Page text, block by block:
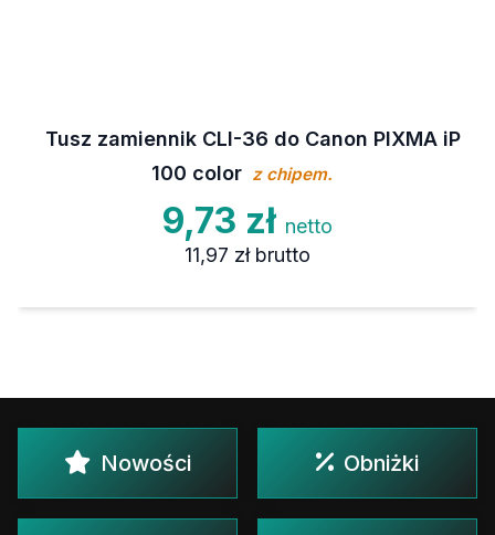
Tusz zamiennik CLI-36 do Canon PIXMA iP
100 color z chipem.
9,73 zł netto
11,97 zł brutto
Nowości Obniżki